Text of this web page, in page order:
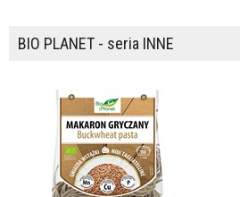
BIO PLANET - seria INNE